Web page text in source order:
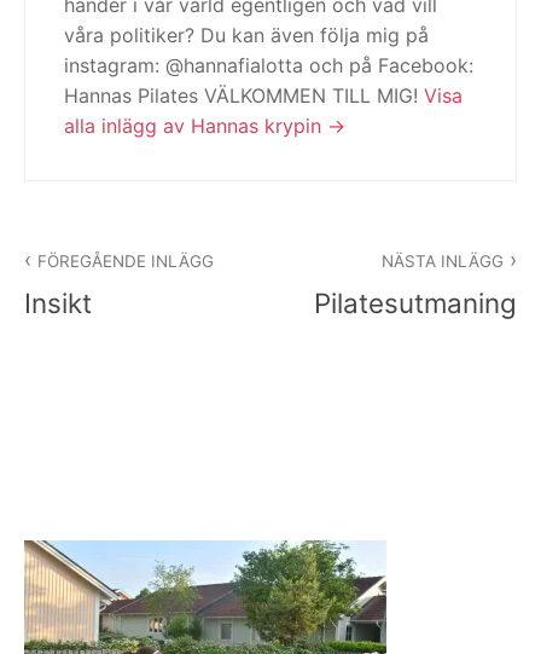
våra politiker? Du kan även följa mig på
instagram: @hannafialotta och på Facebook:
Hannas Pilates VÄLKOMMEN TILL MIG! Visa
alla inlägg av Hannas krypin
FÖREGÅENDE INLÄGG
Insikt
NÄSTA INLÄGG
Pilatesutmaning